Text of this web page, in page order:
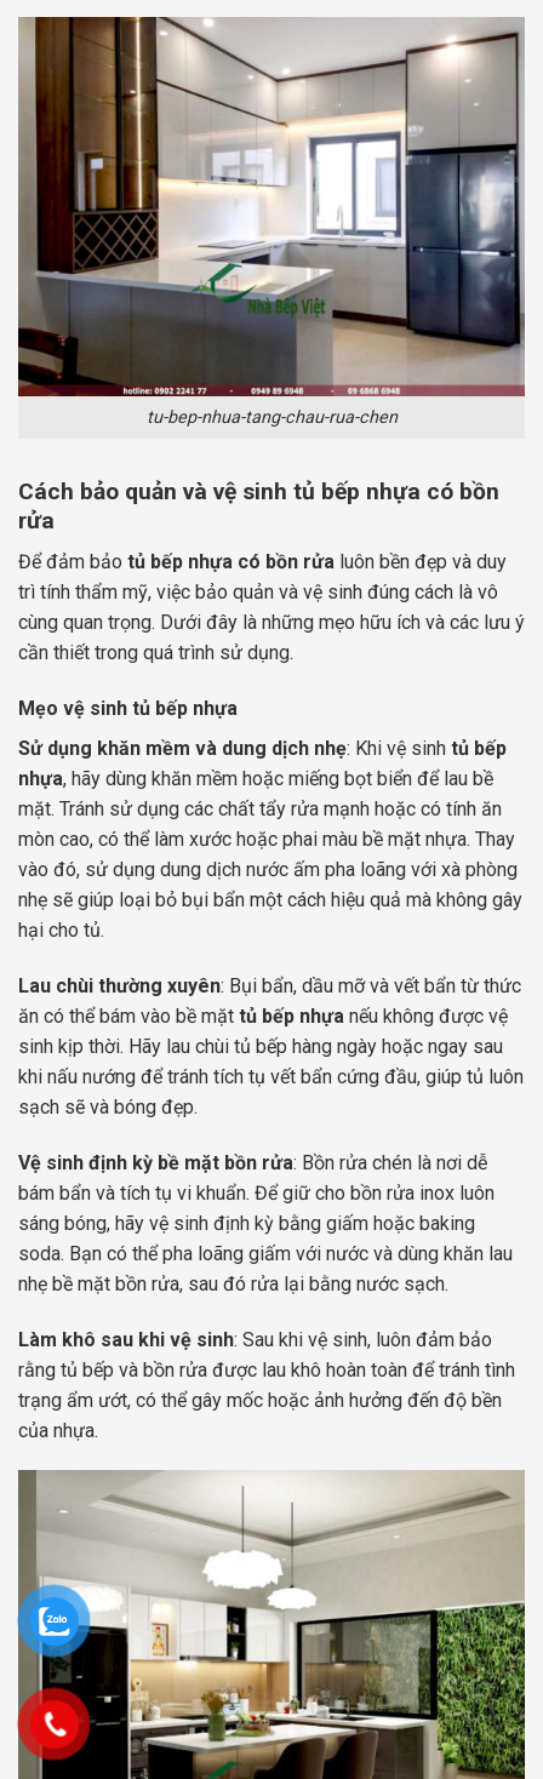
tu-bep-nhua-tang-chau-rua-chen
Cách bảo quản và vệ sinh tủ bếp nhựa có bồn
rửa
Để đảm bảo tủ bếp nhựa có bồn rửa luôn bền đẹp và duy
trì tính thẩm mỹ, việc bảo quản và vệ sinh đúng cách là vô
cùng quan trọng. Dưới đây là những mẹo hữu ích và các lưu ý
cần thiết trong quá trình sử dụng.
Mẹo vệ sinh tủ bếp nhựa
Sử dụng khăn mềm và dung dịch nhẹ: Khi vệ sinh tủ bếp
nhựa, hãy dùng khăn mềm hoặc miếng bọt biển để lau bề
mặt. Tránh sử dụng các chất tẩy rửa mạnh hoặc có tính ăn
mòn cao, có thể làm xước hoặc phai màu bề mặt nhựa. Thay
vào đó, sử dụng dung dịch nước ấm pha loãng với xà phòng
nhẹ sẽ giúp loại bỏ bụi bẩn một cách hiệu quả mà không gây
hại cho tủ.
Lau chùi thường xuyên: Bụi bẩn, dầu mỡ và vết bẩn từ thức
ăn có thể bám vào bề mặt tủ bếp nhựa nếu không được vệ
sinh kịp thời. Hãy lau chùi tủ bếp hàng ngày hoặc ngay sau
khi nấu nướng để tránh tích tụ vết bẩn cứng đầu, giúp tủ luôn
sạch sẽ và bóng đẹp.
Vệ sinh định kỳ bề mặt bồn rửa: Bồn rửa chén là nơi dễ
bám bẩn và tích tụ vi khuẩn. Để giữ cho bồn rửa inox luôn
sáng bóng, hãy vệ sinh định kỳ bằng giấm hoặc baking
soda. Bạn có thể pha loãng giấm với nước và dùng khăn lau
nhẹ bề mặt bồn rửa, sau đó rửa lại bằng nước sạch.
Làm khô sau khi vệ sinh: Sau khi vệ sinh, luôn đảm bảo
rằng tủ bếp và bồn rửa được lau khô hoàn toàn để tránh tình
trạng ẩm ướt, có thể gây mốc hoặc ảnh hưởng đến độ bền
của nhựa.